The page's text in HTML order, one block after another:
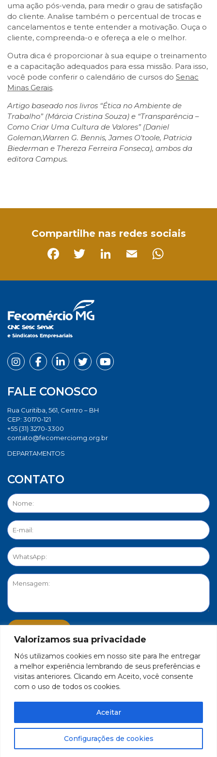
Valorizamos sua privacidade
Nós utilizamos cookies em nosso site para lhe entregar
a melhor experiência lembrando de seus preferências e
visitas anteriores. Clicando em Aceito, você consente
com o uso de todos os cookies.
Configurações de cookies
Aceitar
uma ação pós-venda, para medir o grau de satisfação
do cliente. Analise também o percentual de trocas e
cancelamentos e tente entender a motivação. Ouça o
cliente, compreenda-o e ofereça a ele o melhor.
Outra dica é proporcionar à sua equipe o treinamento
e a capacitação adequados para essa missão. Para isso,
você pode conferir o calendário de cursos do Senac
Minas Gerais.
Artigo baseado nos livros “Ética no Ambiente de
Trabalho” (Márcia Cristina Souza) e “Transparência –
Como Criar Uma Cultura de Valores” (Daniel
Goleman,Warren G. Bennis, James O’toole, Patricia
Biederman e Thereza Ferreira Fonseca), ambos da
editora Campus.
Compartilhe nas redes sociais
FALE CONOSCO
Rua Curitiba, 561, Centro – BH
CEP: 30170-121
+55 (31) 3270-3300
contato@fecomerciomg.org.br
DEPARTAMENTOS
CONTATO
PORTAL DE PRIVACIDADE
17.271.982/0001-59